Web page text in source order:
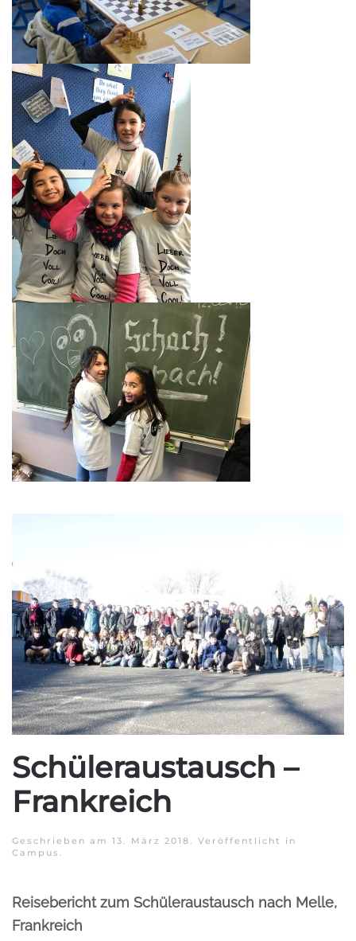
Schüleraustausch –
Frankreich
Geschrieben am 13. März 2018. Veröffentlicht in
Campus .
Reisebericht zum Schüleraustausch nach Melle,
Frankreich